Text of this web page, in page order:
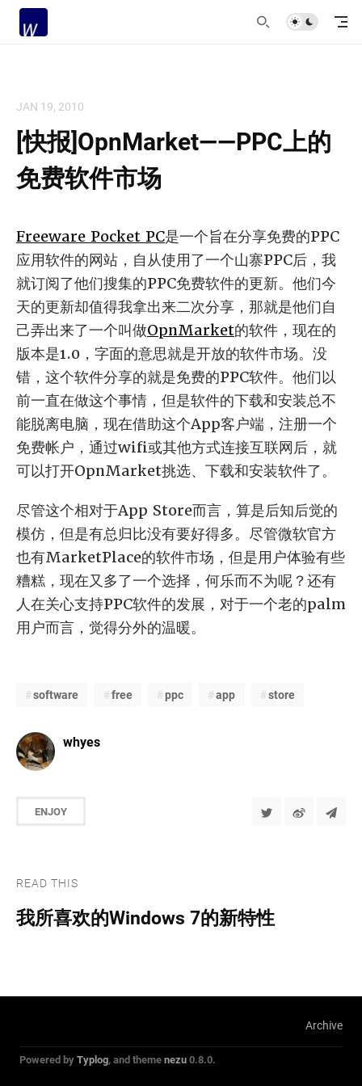
JAN 19, 2010
[快报]OpnMarket——PPC上的
免费软件市场
Freeware Pocket PC是一个旨在分享免费的PPC
应用软件的网站，自从使用了一个山寨PPC后，我
就订阅了他们搜集的PPC免费软件的更新。他们今
天的更新却值得我拿出来二次分享，那就是他们自
己弄出来了一个叫做OpnMarket的软件，现在的
版本是1.0，字面的意思就是开放的软件市场。没
错，这个软件分享的就是免费的PPC软件。他们以
前一直在做这个事情，但是软件的下载和安装总不
能脱离电脑，现在借助这个App客户端，注册一个
免费帐户，通过wifi或其他方式连接互联网后，就
可以打开OpnMarket挑选、下载和安装软件了。
尽管这个相对于App Store而言，算是后知后觉的
模仿，但是有总归比没有要好得多。尽管微软官方
也有MarketPlace的软件市场，但是用户体验有些
糟糕，现在又多了一个选择，何乐而不为呢？还有
人在关心支持PPC软件的发展，对于一个老的palm
用户而言，觉得分外的温暖。
software free ppc app store
whyes
ENJOY
READ THIS
我所喜欢的Windows 7的新特性
Archive
Powered byTyplog, and themenezu0.8.0.